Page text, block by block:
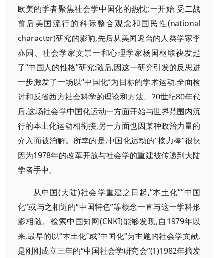
欧美的学者聚焦社会学中国化的热忱:一开始,受二战
前后美国流行的科际整合观念和国民性(national
character)研究的影响,先后从美国返台的人类学家李
亦园、社会学家文崇一和心理学家杨国枢联袂发起
了“中国人的性格”研究;随后,因这一研究引发的反思进
一步激发了一场以“中国化”为目标的学术运动,全面检
讨和反省西方社会科学的理论和方法。20世纪80年代
后,这场社会学中国化运动一方面开始与世界范围内流
行的本土化运动相衔接,另一方面也因某种政治力量的
介入而被消解。所幸的是,中国化运动的“接力棒”很快
因为1978年的改革开放与社会学的重建被传递到大陆
学者手中。
从中国(大陆)社会学重建之日起,“本土化”“中国
化”或与之相近的“中国特色”等概念一直与这一学科形
影相随。检索中国知网(CNKI)能够发现,自1979年以
来,最早的以“本土化”或“中国化”为主题的社会学文献,
是刚刚成立三年的“中国社会学研究会”(1)1982年摘发